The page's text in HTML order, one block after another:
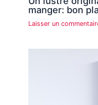
manger: bon
Laisser un